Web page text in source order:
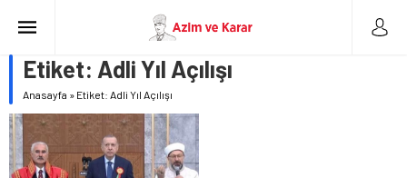
Etiket: Adli Yıl Açılışı
Anasayfa » Etiket: Adli Yıl Açılışı